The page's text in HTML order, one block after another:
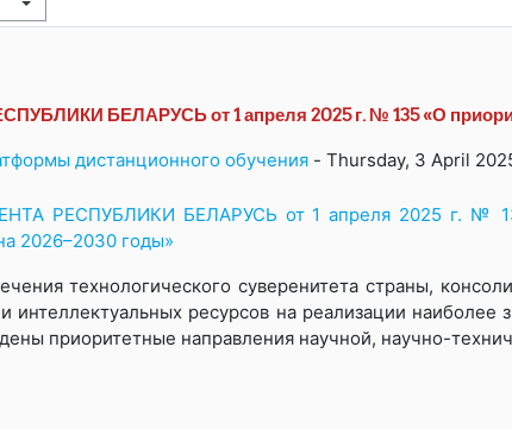
БЕЛАРУСЬ от 1 апреля 2025 г. № 135 «О
дистанционного обучения - Thursday, 3 April
РЕСПУБЛИКИ БЕЛАРУСЬ от 1 апреля 2025 г. №
2026–2030 годы»
технологического суверенитета страны,
интеллектуальных ресурсов на реализации
приоритетные направления научной, научно-